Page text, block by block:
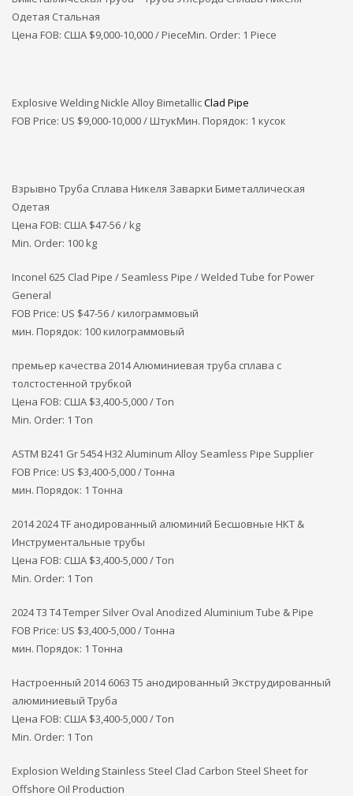
Одетая Стальная
Цена FOB: США $9,000-10,000 / PieceMin. Order: 1 Piece
Explosive Welding Nickle Alloy BimetallicClad Pipe
FOB Price: US $9,000-10,000 / ШтукМин. Порядок: 1 кусок
Взрывно Труба Сплава Никеля Заварки Биметаллическая
Одетая
Цена FOB: США $47-56 / kg
Min. Order: 100 kg
Inconel 625 Clad Pipe / Seamless Pipe / Welded Tube for Power
General
FOB Price: US $47-56 / килограммовый
мин. Порядок: 100 килограммовый
премьер качества 2014 Алюминиевая труба сплава с
толстостенной трубкой
Цена FOB: США $3,400-5,000 / Ton
Min. Order: 1 Ton
ASTM B241 Gr 5454 H32 Aluminum Alloy Seamless Pipe Supplier
FOB Price: US $3,400-5,000 / Тонна
мин. Порядок: 1 Тонна
2014 2024 TF анодированный алюминий Бесшовные НКТ &
Инструментальные трубы
Цена FOB: США $3,400-5,000 / Ton
Min. Order: 1 Ton
2024 T3 T4 Temper Silver Oval Anodized Aluminium Tube & Pipe
FOB Price: US $3,400-5,000 / Тонна
мин. Порядок: 1 Тонна
Настроенный 2014 6063 T5 анодированный Экструдированный
алюминиевый Труба
Цена FOB: США $3,400-5,000 / Ton
Min. Order: 1 Ton
Explosion Welding Stainless Steel Clad Carbon Steel Sheet for
Offshore Oil Production